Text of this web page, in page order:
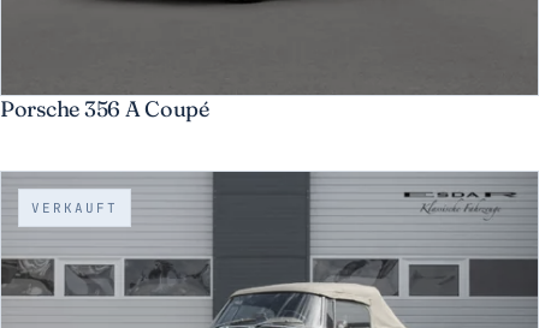
Porsche 356 A Coupé
VERKAUFT